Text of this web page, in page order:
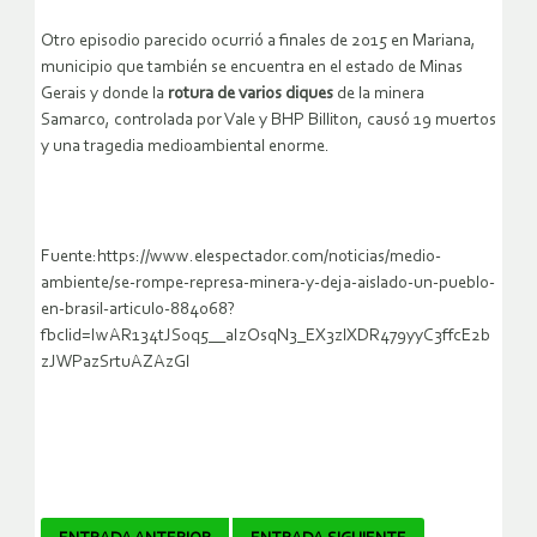
Otro episodio parecido ocurrió a finales de 2015 en Mariana,
municipio que también se encuentra en el estado de Minas
Gerais y donde la rotura de varios diques de la minera
Samarco, controlada por Vale y BHP Billiton, causó 19 muertos
y una tragedia medioambiental enorme.
Fuente:https://www.elespectador.com/noticias/medio-
ambiente/se-rompe-represa-minera-y-deja-aislado-un-pueblo-
en-brasil-articulo-884068?
fbclid=IwAR134tJS0q5__aIzOsqN3_EX3zlXDR479yyC3ffcE2b
zJWPazSrtuAZAzGI